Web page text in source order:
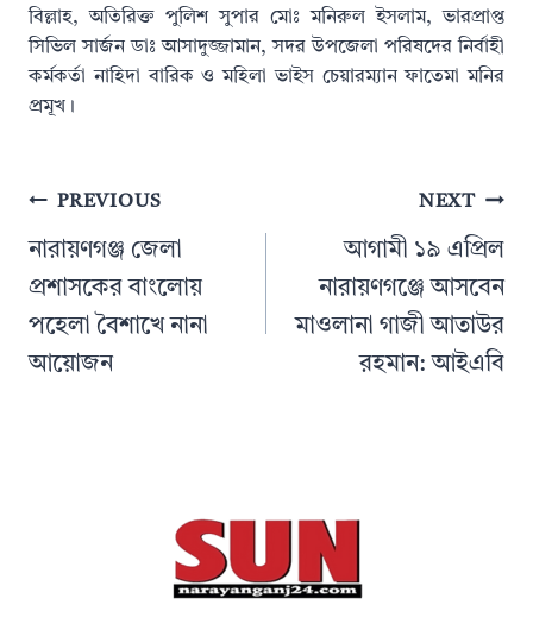
বিল্লাহ, অতিরিক্ত পুলিশ সুপার মোঃ মনিরুল ইসলাম, ভারপ্রাপ্ত
সিভিল সার্জন ডাঃ আসাদুজ্জামান, সদর উপজেলা পরিষদের নির্বাহী
কর্মকর্তা নাহিদা বারিক ও মহিলা ভাইস চেয়ারম্যান ফাতেমা মনির
প্রমূখ।
PostPREVIOUS
নারায়ণগঞ্জ জেলা
প্রশাসকের বাংলোয়
পহেলা বৈশাখে নানা
আয়োজন
NEXT
আগামী ১৯ এপ্রিল
নারায়ণগঞ্জে আসবেন
মাওলানা গাজী আতাউর
রহমান: আইএবি